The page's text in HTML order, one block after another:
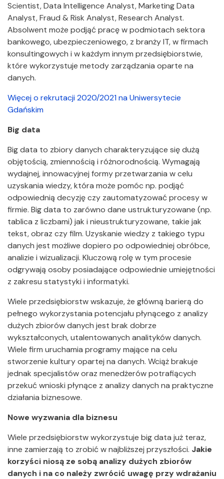
Scientist, Data Intelligence Analyst, Marketing Data
Analyst, Fraud & Risk Analyst, Research Analyst.
Absolwent może podjąć pracę w podmiotach sektora
bankowego, ubezpieczeniowego, z branży IT, w firmach
konsultingowych i w każdym innym przedsiębiorstwie,
które wykorzystuje metody zarządzania oparte na
danych.
Więcej o rekrutacji 2020/2021 na Uniwersytecie
Gdańskim
Big data
Big data to zbiory danych charakteryzujące się dużą
objętością, zmiennością i różnorodnością. Wymagają
wydajnej, innowacyjnej formy przetwarzania w celu
uzyskania wiedzy, która może pomóc np. podjąć
odpowiednią decyzję czy zautomatyzować procesy w
firmie. Big data to zarówno dane ustrukturyzowane (np.
tablica z liczbami) jak i nieustrukturyzowane, takie jak
tekst, obraz czy film. Uzyskanie wiedzy z takiego typu
danych jest możliwe dopiero po odpowiedniej obróbce,
analizie i wizualizacji. Kluczową rolę w tym procesie
odgrywają osoby posiadające odpowiednie umiejętności
z zakresu statystyki i informatyki.
Wiele przedsiębiorstw wskazuje, że główną barierą do
pełnego wykorzystania potencjału płynącego z analizy
dużych zbiorów danych jest brak dobrze
wykształconych, utalentowanych analityków danych.
Wiele firm uruchamia programy mające na celu
stworzenie kultury opartej na danych. Wciąż brakuje
jednak specjalistów oraz menedżerów potrafiących
przekuć wnioski płynące z analizy danych na praktyczne
działania biznesowe.
Nowe wyzwania dla biznesu
Wiele przedsiębiorstw wykorzystuje big data już teraz,
inne zamierzają to zrobić w najbliższej przyszłości. Jakie
korzyści niosą ze sobą analizy dużych zbiorów
danych i na co należy zwrócić uwagę przy wdrażaniu